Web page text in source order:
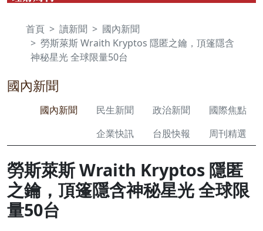
首頁 讀新聞
國內新聞
勞斯萊斯 Wraith Kryptos 隱匿之鑰，頂篷隱含
神秘星光 全球限量50台
國內新聞
國內新聞 民生新聞 政治新聞
國際焦點
企業快訊
台股快報 周刊精選
勞斯萊斯 Wraith Kryptos 隱匿
之鑰，頂篷隱含神秘星光 全球限
量50台